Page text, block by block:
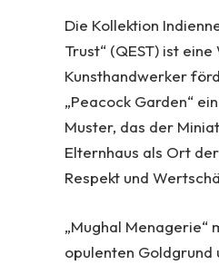
Die Kollektion
Trust“ (QEST) ist
Kunsthandwerker
„Peacock Garden“
Muster, das der
Elternhaus als Ort
Respekt und
„Mughal
opulenten